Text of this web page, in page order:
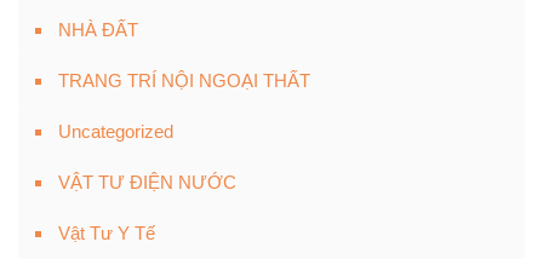
NHÀ ĐẤT
TRANG TRÍ NỘI NGOẠI THẤT
Uncategorized
VẬT TƯ ĐIỆN NƯỚC
Vật Tư Y Tế